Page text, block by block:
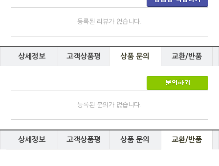
등록된 리뷰가 없습니다.
상세정보 고객상품평 상품 문의 교환/반품
등록된 문의가 없습니다.
상세정보 고객상품평 상품 문의 교환/반품